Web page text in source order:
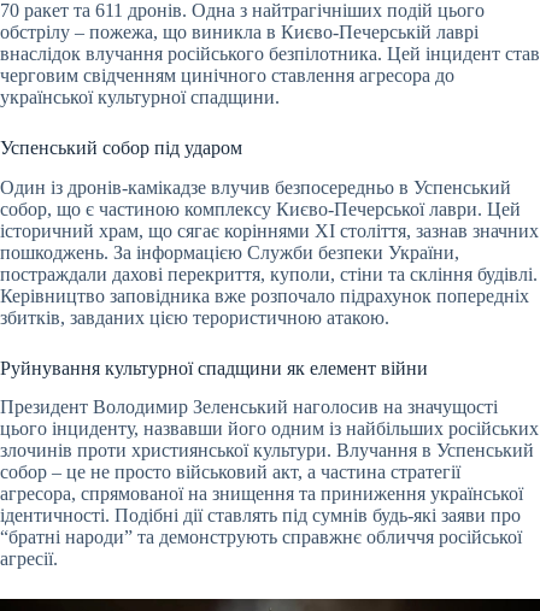
70 ракет та 611 дронів. Одна з найтрагічніших подій цього
обстрілу – пожежа, що виникла в Києво-Печерській лаврі
внаслідок влучання російського безпілотника. Цей інцидент став
черговим свідченням цинічного ставлення агресора до
української культурної спадщини.
Успенський собор під ударом
Один із дронів-камікадзе влучив безпосередньо в Успенський
собор, що є частиною комплексу Києво-Печерської лаври. Цей
історичний храм, що сягає коріннями XI століття, зазнав значних
пошкоджень. За інформацією Служби безпеки України,
постраждали дахові перекриття, куполи, стіни та скління будівлі.
Керівництво заповідника вже розпочало підрахунок попередніх
збитків, завданих цією терористичною атакою.
Руйнування культурної спадщини як елемент війни
Президент Володимир Зеленський наголосив на значущості
цього інциденту, назвавши його одним із найбільших російських
злочинів проти християнської культури. Влучання в Успенський
собор – це не просто військовий акт, а частина стратегії
агресора, спрямованої на знищення та приниження української
ідентичності. Подібні дії ставлять під сумнів будь-які заяви про
“братні народи” та демонструють справжнє обличчя російської
агресії.